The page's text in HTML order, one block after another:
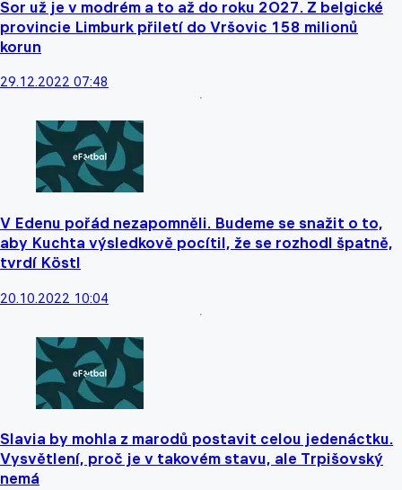
Sor už je v modrém a to až do roku 2O27. Z belgické
provincie Limburk přiletí do Vršovic 158 milionů
korun
29.12.2022 07:48
V Edenu pořád nezapomněli. Budeme se snažit o to,
aby Kuchta výsledkově pocítil, že se rozhodl špatně,
tvrdí Köstl
20.10.2022 10:04
Slavia by mohla z marodů postavit celou jedenáctku.
Vysvětlení, proč je v takovém stavu, ale Trpišovský
nemá